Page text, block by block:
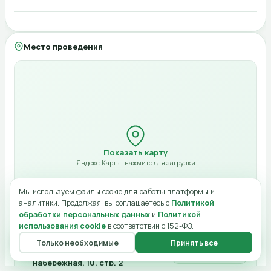
Опубликовать в ленте
Место проведения
Показать карту
Яндекс.Карты · нажмите для загрузки
Москва, Пресненская
набережная, 10, стр. 2
Открыть в картах
Компания
Отмена
Город (для офлайн)
Адрес (для офлайн)
Ссылка онлайн
Лимит мест
Категория
Мы используем файлы cookie для работы платформы и
аналитики. Продолжая, вы соглашаетесь с Политикой
обработки персональных данных и Политикой
использования cookie в соответствии с 152-ФЗ.
Только необходимые
Принять все
Главная Меню О нас Чат